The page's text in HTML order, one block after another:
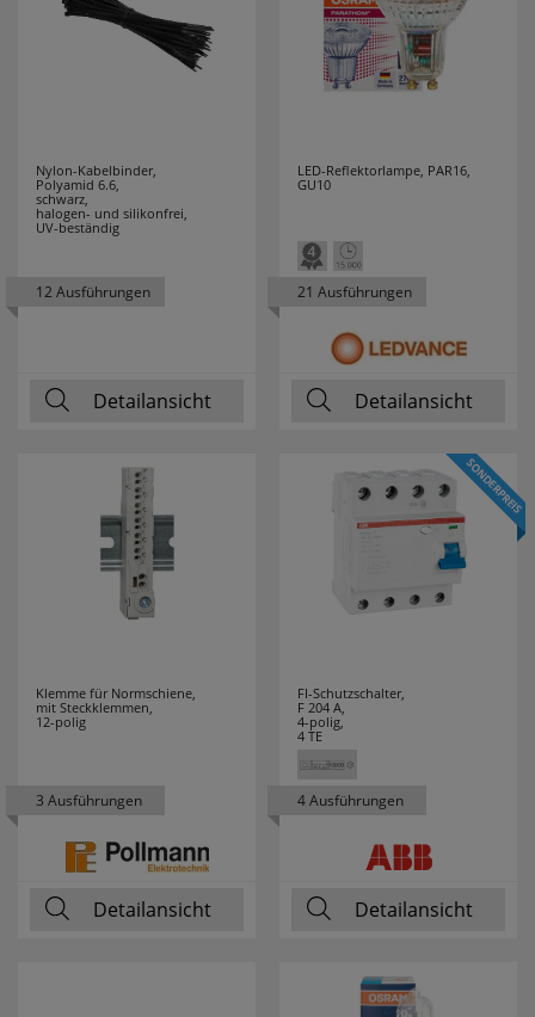
Nylon-Kabelbinder,
Polyamid 6.6,
schwarz,
halogen- und silikonfrei,
UV-beständig
12 Ausführungen
Detailansicht
LED-Reflektorlampe, PAR16,
GU10
21 Ausführungen
Detailansicht
Klemme für Normschiene,
mit Steckklemmen,
12-polig
3 Ausführungen
Detailansicht
FI-Schutzschalter,
F 204 A,
4-polig,
4 TE
4 Ausführungen
Detailansicht